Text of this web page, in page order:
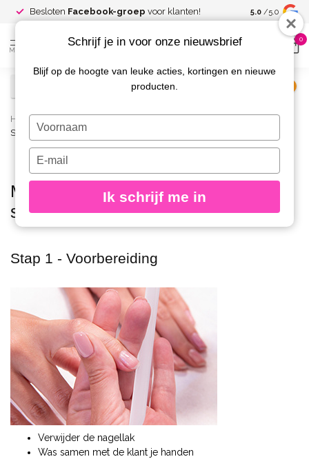
Besloten Facebook-groep voor klanten! Spaar voor
kortingen
5.0 /5.0
MENU
0
Home / Merken / Magnetic / Verzorging & Lakken
/
Seduction Stap voor Stap
Manicure met Seduction - stap voor
stap
Stap 1 - Voorbereiding
Verwijder de nagellak
Was samen met de klant je handen
Schrijf je in voor onze nieuwsbrief
Blijf op de hoogte van leuke acties, kortingen en nieuwe
producten.
Typ
je
naam
Typ
je
e-
in
Ik schrijf me in